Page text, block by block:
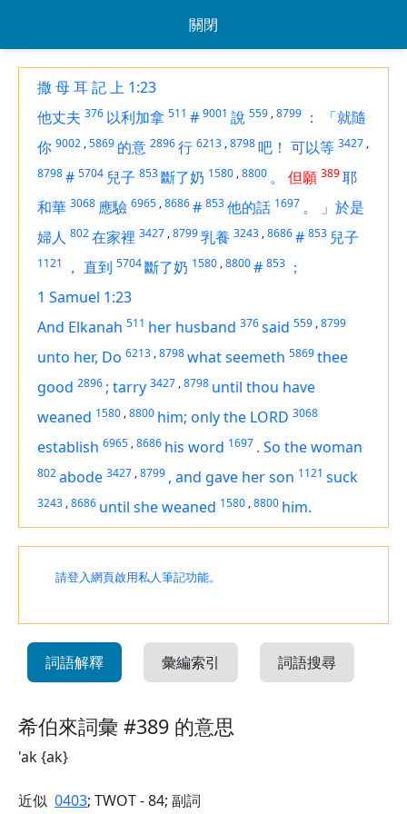
關閉
撒 母 耳 記 上 1:23
他丈夫 376 以利加拿 511 # 9001 說 559 ,8799 ：
「就隨
你 9002 ,5869 的意 2896行 6213 ,8798吧！ 可以等 3427 ,
8798# 5704 兒子 853斷了奶 1580 ,8800 。 但願 389耶
和華 3068 應驗 6965 ,8686# 853他的話 1697 。
」於是
婦人 802在家裡 3427 ,8799乳養 3243 ,8686# 853 兒子
1121 ， 直到 5704斷了奶 1580 ,8800# 853 ；
1 Samuel 1:23
And Elkanah 511 her husband 376said 559 ,8799
unto her, Do 6213 ,8798what seemeth 5869thee
good 2896 ; tarry 3427 ,8798 until thou have
weaned 1580 ,8800 him; only the LORD 3068
establish 6965 ,8686 his word 1697 . So the woman
802abode 3427 ,8799 , and gave her son 1121 suck
3243 ,8686 until she weaned 1580 ,8800 him.
請登入網頁啟用私人筆記功能。
詞語解釋 彙編索引 詞語搜尋
希伯來詞彙 #389 的意思
'ak {ak}
近似 0403; TWOT - 84; 副詞